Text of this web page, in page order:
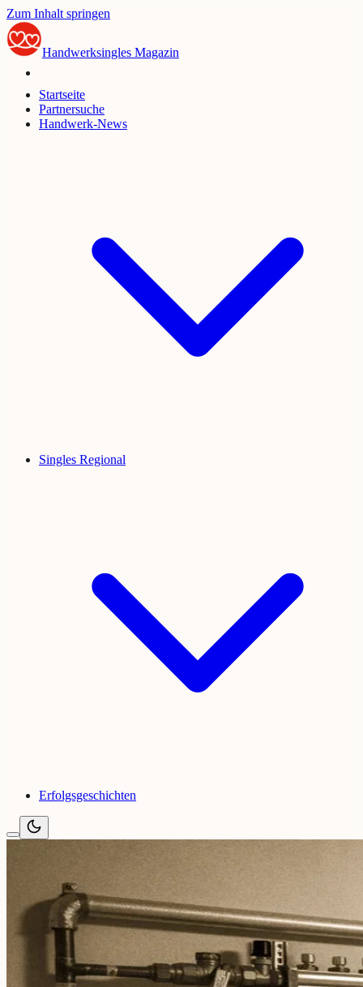
Zum Inhalt springen
Handwerksingles Magazin
Startseite
Partnersuche
Handwerk-News
Singles Regional
Erfolgsgeschichten